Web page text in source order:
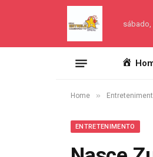
Home »
ENTRETENIMENTO